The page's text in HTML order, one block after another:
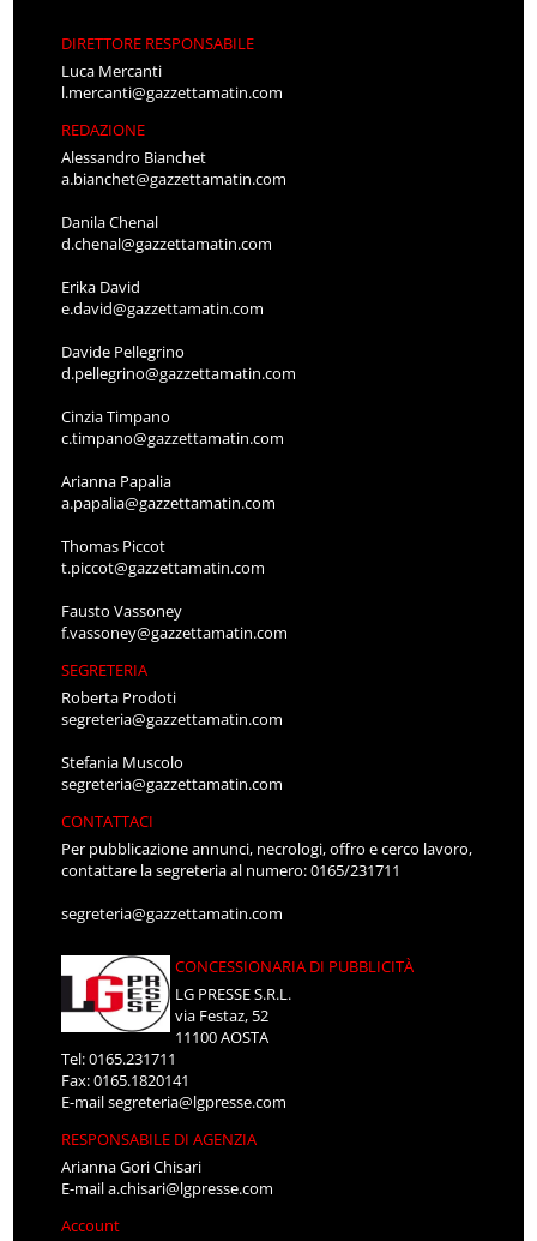
DIRETTORE RESPONSABILE
Luca Mercanti
l.mercanti@gazzettamatin.com
REDAZIONE
Alessandro Bianchet
a.bianchet@gazzettamatin.com
Danila Chenal
d.chenal@gazzettamatin.com
Erika David
e.david@gazzettamatin.com
Davide Pellegrino
d.pellegrino@gazzettamatin.com
Cinzia Timpano
c.timpano@gazzettamatin.com
Arianna Papalia
a.papalia@gazzettamatin.com
Thomas Piccot
t.piccot@gazzettamatin.com
Fausto Vassoney
f.vassoney@gazzettamatin.com
SEGRETERIA
Roberta Prodoti
segreteria@gazzettamatin.com
Stefania Muscolo
segreteria@gazzettamatin.com
CONTATTACI
Per pubblicazione annunci, necrologi, offro e cerco lavoro,
contattare la segreteria al numero: 0165/231711
segreteria@gazzettamatin.com
CONCESSIONARIA DI PUBBLICITÀ
LG PRESSE S.R.L.
via Festaz, 52
11100 AOSTA
Tel: 0165.231711
Fax: 0165.1820141
E-mailsegreteria@lgpresse.com
RESPONSABILE DI AGENZIA
Arianna Gori Chisari
E-maila.chisari@lgpresse.com
Account